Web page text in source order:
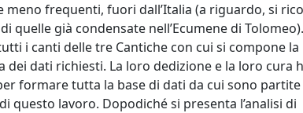
meno frequenti, fuori dall’Italia (a riguardo, si
già condensate nell’Ecumene di
i canti delle tre Cantiche con cui si compone la
dati richiesti. La loro dedizione e la loro cura
formare tutta la base di dati da cui sono partite
lavoro. Dopodiché si presenta l’analisi di